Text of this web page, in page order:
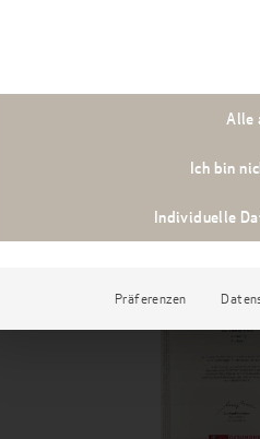
Alle
Ich bin
Individuelle
Präferenzen